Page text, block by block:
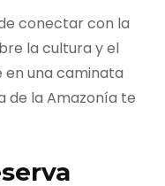
conectar con la
la cultura y el
en una caminata
de la Amazonía te